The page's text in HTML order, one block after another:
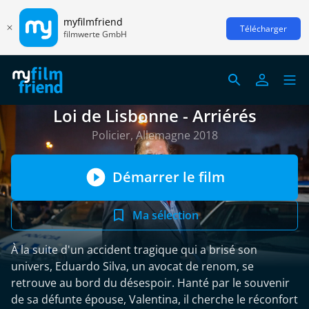
myfilmfriend
filmwerte GmbH Télécharger
Loi de Lisbonne - Arriérés
Policier, Allemagne 2018
Démarrer le film
Ma sélection
À la suite d'un accident tragique qui a brisé son
univers, Eduardo Silva, un avocat de renom, se
retrouve au bord du désespoir. Hanté par le souvenir
de sa défunte épouse, Valentina, il cherche le réconfort